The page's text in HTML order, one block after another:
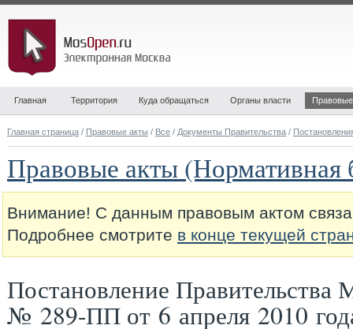
Главная Территория Куда обращаться Органы власти
Главная страница / Правовые акты / Все / Документы Правительства /
Правовые акты (Нормативная
Внимание! С данным правовым актом
Подробнее смотрите в конце текущей
Постановление Правительства
№ 289-ПП от 6 апреля 2010